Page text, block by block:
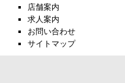
店舗案内
求人案内
お問い合わせ
サイトマップ